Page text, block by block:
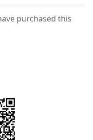
purchased this